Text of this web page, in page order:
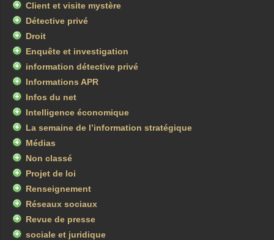
Client et visite mystère
Détective privé
Droit
Enquête et investigation
information détective privé
Informations APR
Infos du net
Intelligence économique
La semaine de l’information stratégique
Médias
Non classé
Projet de loi
Renseignement
Réseaux sociaux
Revue de presse
sociale et juridique